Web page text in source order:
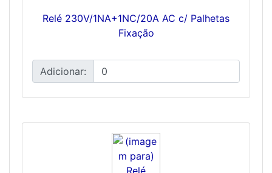
Relé 230V/1NA+1NC/20A AC c/ Palhetas
Fixação
Adicionar: